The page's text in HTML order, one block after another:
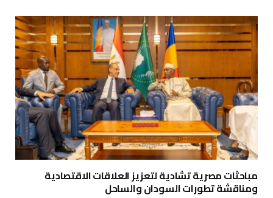
مباحثات مصرية تشادية لتعزيز العلاقات الاقتصادية
ومناقشة تطورات السودان والساحل